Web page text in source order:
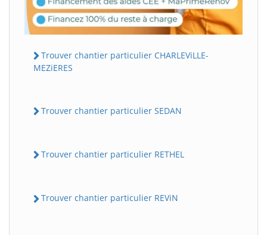
Trouver chantier particulier CHARLEViLLE-
MEZiERES
Trouver chantier particulier SEDAN
Trouver chantier particulier RETHEL
Trouver chantier particulier REViN